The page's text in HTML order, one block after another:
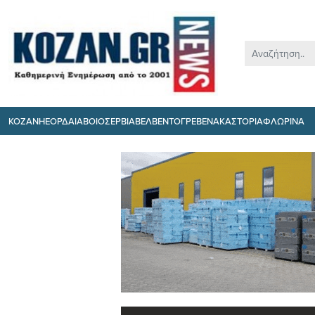
ΚΟΖΑΝΗΕΟΡΔΑΙΑΒΟΙΟΣΕΡΒΙΑΒΕΛΒΕΝΤΟΓΡΕΒΕΝΑΚΑΣΤΟΡΙΑΦΛΩΡΙΝΑ